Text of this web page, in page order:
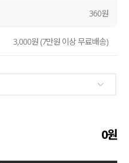
360원
3,000원 (7만원 이상 무료배송)
0원